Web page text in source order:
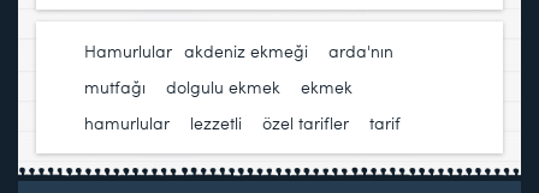
Hamurlular akdeniz ekmeği
arda'nın
mutfağı
dolgulu ekmek ekmek
hamurlular
lezzetli özel tarifler tarif